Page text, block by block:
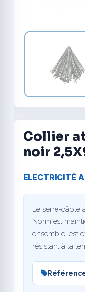
Collier
noir
ELECTRICITÉ
Le serre-câble
Normfest
ensemble, est
résistant à la